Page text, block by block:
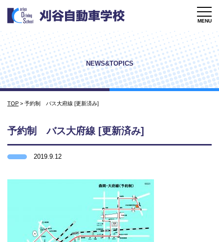
MENU
NEWS&TOPICS
TOP > 予約制 バス大府線 [更新済み]
予約制 バス大府線 [更新済み]
2019.9.12